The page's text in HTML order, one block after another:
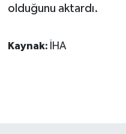
olduğunu aktardı.
Kaynak: İHA